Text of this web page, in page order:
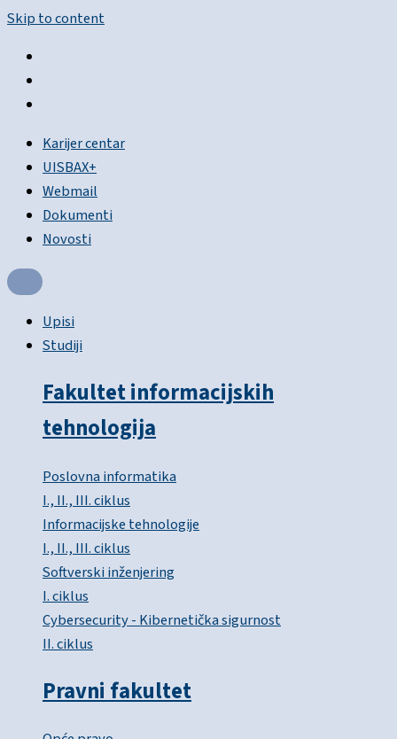
Skip to content
Karijer centar
UISBAX+
Webmail
Dokumenti
Novosti
Upisi
Studiji
Fakultet informacijskih
tehnologija
Poslovna informatika
I., II., III. ciklus
Informacijske tehnologije
I., II., III. ciklus
Softverski inženjering
I. ciklus
Cybersecurity - Kibernetička sigurnost
II. ciklus
Pravni fakultet